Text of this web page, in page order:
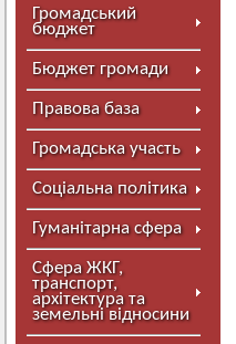
Громадський
бюджет
Бюджет громади
Правова база
Громадська участь
Соціальна політика
Гуманітарна сфера
Сфера ЖКГ,
транспорт,
архітектура та
земельні відносини